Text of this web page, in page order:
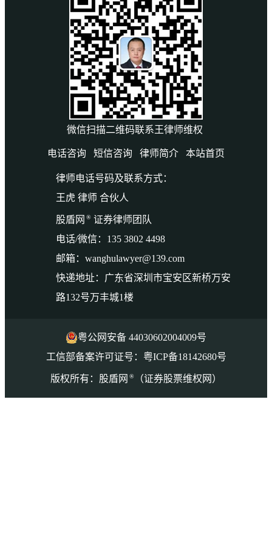
微信扫描二维码联系王律师维权
电话咨询 短信咨询 律师简介 本站首页
律师电话号码及联系方式：
王虎 律师 合伙人
股盾网 ® 证券律师团队
电话/微信：135 3802 4498
邮箱：wanghulawyer@139.com
快递地址：广东省深圳市宝安区新桥万安
路132号万丰城1楼
粤公网安备 44030602004009号
工信部备案许可证号：粤ICP备18142680号
版权所有：股盾网 ® （证券股票维权网）